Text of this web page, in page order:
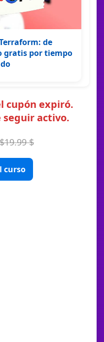
de
gratis por tiempo
cupón expiró.
activo.
$19.99 $
curso